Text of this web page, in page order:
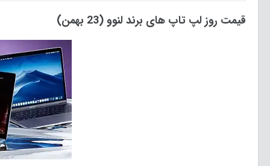
قیمت روز لپ تاپ های برند لنوو (23 بهمن)